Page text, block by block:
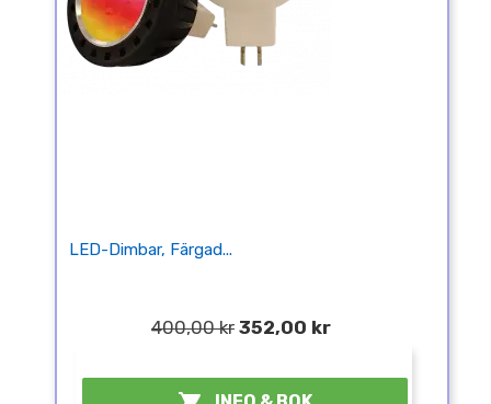
LED-Dimbar, Färgad...
400,00 kr 352,00 kr